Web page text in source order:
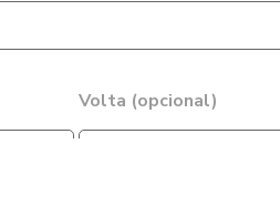
Volta (opcional)